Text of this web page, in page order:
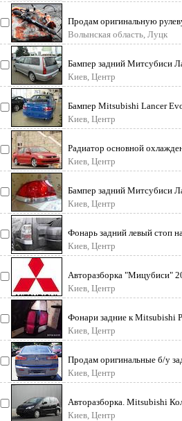
Продам оригинальную
Mitsubishi Carisma. Привезена
Волынская область, Луцк
Бампер задний Митсубиси
Универсал 00-2007г бампер
Киев, Центр
Бампер Mitsubishi Lancer
20-2005 г : Продам бампер
Киев, Центр
Радиатор основной
кондиционера к Митсубиси
Киев, Центр
Бампер задний Митсубиси
Универсал 00-2007г бампер
Киев, Центр
Фонарь задний левый стоп
Pajero Wagon 4. 2010 г
Киев, Центр
Авторазборка "Мицубиси"
Запчасти оригинал, б/у
Киев, Центр
Фонари задние к Mitsubishi
2008 г заводские Б/У оригинал
Киев, Центр
Продам оригинальные б/у
фонари в крышку багажника
Киев, Центр
Авторазборка. Mitsubishi
Выхлопная система комплект
Киев, Центр